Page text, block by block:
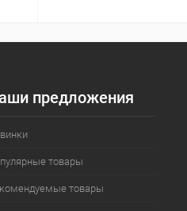
предложения
товары
товары